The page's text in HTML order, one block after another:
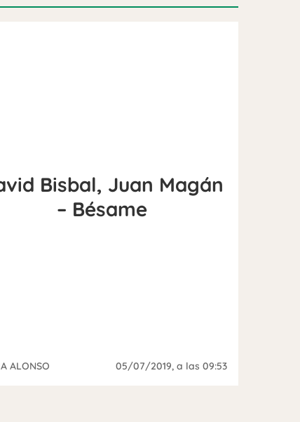
Bisbal, Juan Magán
– Bésame
ALONSO 05/07/2019, a las 09:53